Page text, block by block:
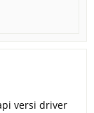
versi driver